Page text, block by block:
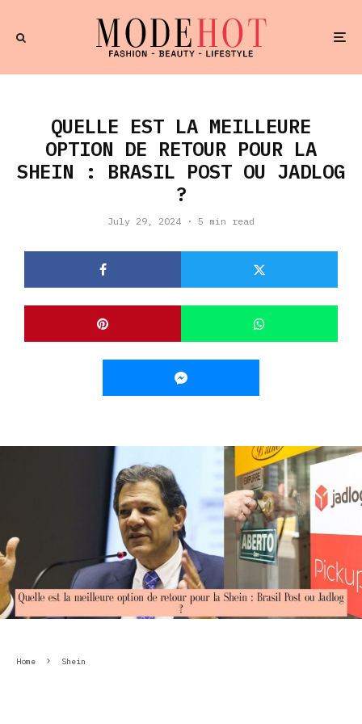
QUELLE EST LA MEILLEURE
OPTION DE RETOUR POUR LA
SHEIN : BRASIL POST OU JADLOG
?
July 29, 2024 · 5 min read
Home Shein